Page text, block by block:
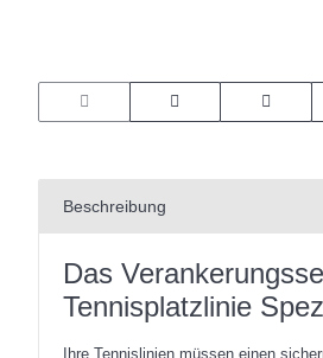
Beschreibung
Das
Tennisplatzlinie
Ihre Tennislinien müssen einen